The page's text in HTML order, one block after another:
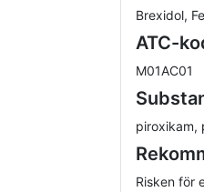
Brexidol,
ATC-
M01AC01
piroxikam,
Risken för